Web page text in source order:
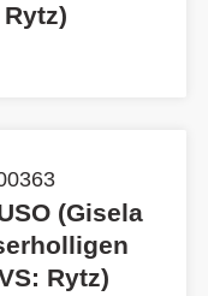
(Gisela
Rytz)